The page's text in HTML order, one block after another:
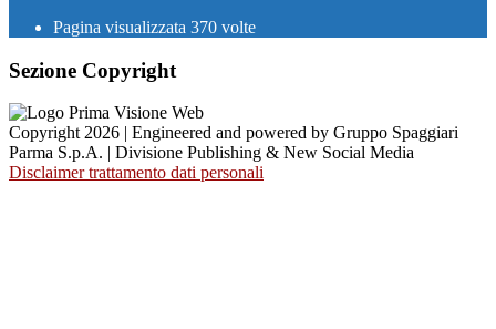
Pagina visualizzata 370 volte
Sezione Copyright
Copyright 2026 | Engineered and powered by Gruppo Spaggiari
Parma S.p.A. | Divisione Publishing & New Social Media
Disclaimer trattamento dati personali